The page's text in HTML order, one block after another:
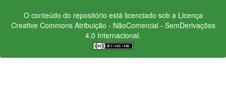
O conteúdo do repositório está licenciado sob a Licença
Creative CommonsAtribuição - NãoComercial - SemDerivações
4.0 Internacional.